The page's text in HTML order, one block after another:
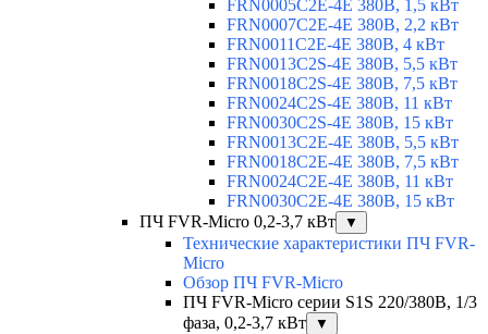
FRN0005C2E-4E 380В, 1,5 кВт
FRN0007C2E-4E 380В, 2,2 кВт
FRN0011C2E-4E 380В, 4 кВт
FRN0013C2S-4E 380В, 5,5 кВт
FRN0018C2S-4E 380В, 7,5 кВт
FRN0024C2S-4E 380В, 11 кВт
FRN0030C2S-4E 380В, 15 кВт
FRN0013C2E-4E 380В, 5,5 кВт
FRN0018C2E-4E 380В, 7,5 кВт
FRN0024C2E-4E 380В, 11 кВт
FRN0030C2E-4E 380В, 15 кВт
ПЧ FVR-Micro 0,2-3,7 кВт
▼
Технические характеристики ПЧ FVR-
Micro
Обзор ПЧ FVR-Micro
ПЧ FVR-Micro серии S1S 220/380В, 1/3
фаза, 0,2-3,7 кВт
▼